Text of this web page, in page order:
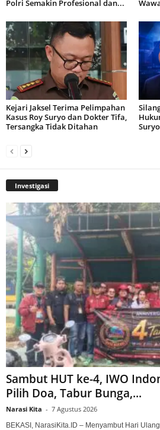
Polri Semakin Profesional dan...
Kejari Jaksel Terima Pelimpahan
Kasus Roy Suryo dan Dokter Tifa,
Tersangka Tidak Ditahan
Investigasi
Sambut HUT ke-4, IWO
Pilih Doa, Tabur Bunga,...
Narasi Kita - 7 Agustus 2026
BEKASI, NarasiKita.ID – Menyambut Hari